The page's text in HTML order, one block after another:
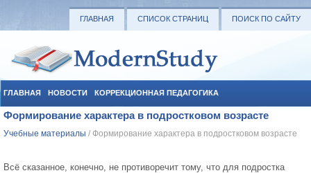
ГЛАВНАЯ СПИСОК СТРАНИЦ ПОИСК ПО САЙТУ
ГЛАВНАЯ НОВОСТИ КОРРЕКЦИОННАЯ ПЕДАГОГИКА
СОЦИАЛЬНАЯ ПЕДАГОГИКА УЧЕБНЫЕ МАТЕРИАЛЫ
Формирование характера в подростковом возрасте
Учебные материалы / Формирование характера в подростковом возрасте
Всё сказанное, конечно, не противоречит тому, что для подростка